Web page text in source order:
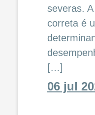
severas.
correta é
[…]
06 jul